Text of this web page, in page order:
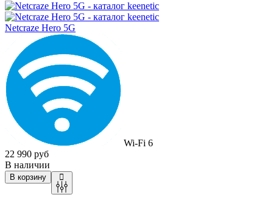
Netcraze Hero 5G
Wi-Fi 6
22 990 руб
В наличии
В корзину